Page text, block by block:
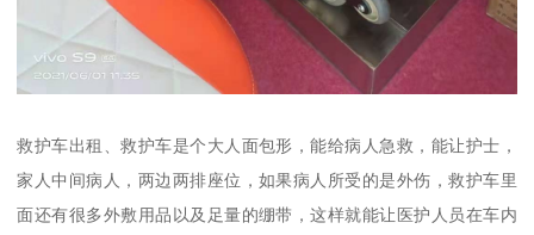
救护车出租、救护车是个大人面包形，能给病人急救，能让护士，
家人中间病人，两边两排座位，如果病人所受的是外伤，救护车里
面还有很多外敷用品以及足量的绷带，这样就能让医护人员在车内